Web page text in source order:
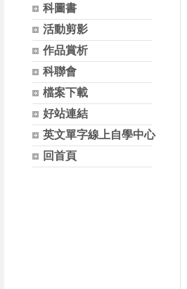
科圖書
活動剪影
作品賞析
科聯會
檔案下載
好站連結
英文單字線上自學中心
回首頁